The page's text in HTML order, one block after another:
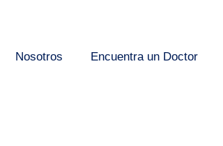
Nosotros Encuentra un Doctor